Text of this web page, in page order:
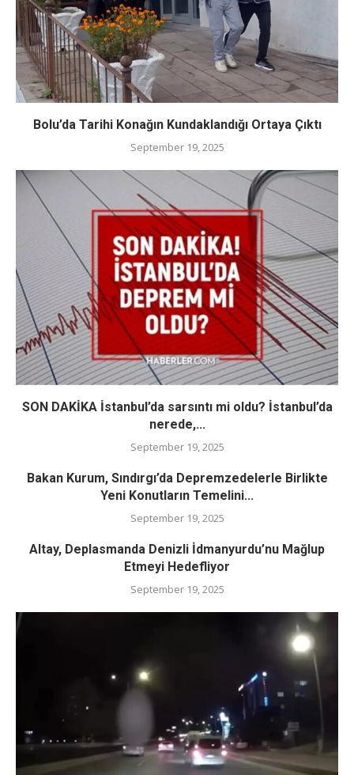
Bolu’da Tarihi Konağın Kundaklandığı Ortaya Çıktı
September 19, 2025
SON DAKİKA İstanbul’da sarsıntı mi oldu? İstanbul’da
nerede,...
September 19, 2025
Bakan Kurum, Sındırgı’da Depremzedelerle Birlikte
Yeni Konutların Temelini...
September 19, 2025
Altay, Deplasmanda Denizli İdmanyurdu’nu Mağlup
Etmeyi Hedefliyor
September 19, 2025